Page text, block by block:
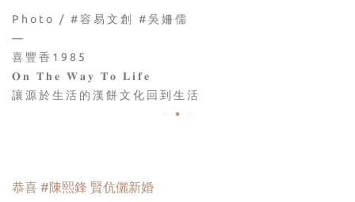
Photo / #容易文創 #吳姍儒
—
喜豐香1985
𝐎𝐧 𝐓𝐡𝐞 𝐖𝐚𝐲 𝐓𝐨 𝐋𝐢𝐟𝐞
讓源於生活的漢餅文化回到生活
恭喜 #陳熙鋒 賢伉儷新婚